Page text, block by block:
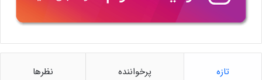
تازه پرخواننده نظرها